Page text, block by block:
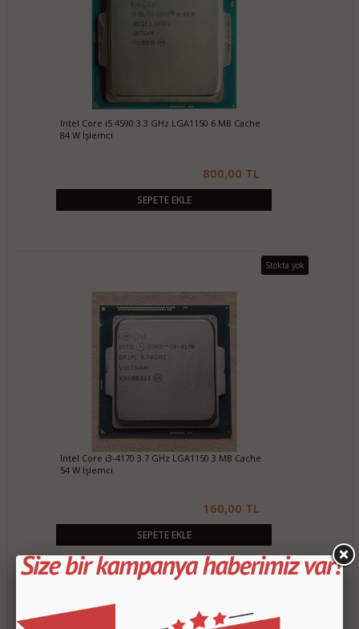
Intel Core i5 4590 3.3 GHz LGA1150 6 MB Cache
84 W İşlemci
800,00 TL
SEPETE EKLE
Stokta yok
Intel Core i3-4170 3.7 GHz LGA1150 3 MB Cache
54 W İşlemci
160,00 TL
SEPETE EKLE